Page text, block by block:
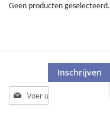
Geen producten geselecteerd.
Abonneer
u
Inschrijven